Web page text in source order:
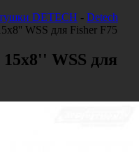
DETECH - Detech
WSS для Fisher F75
WSS для